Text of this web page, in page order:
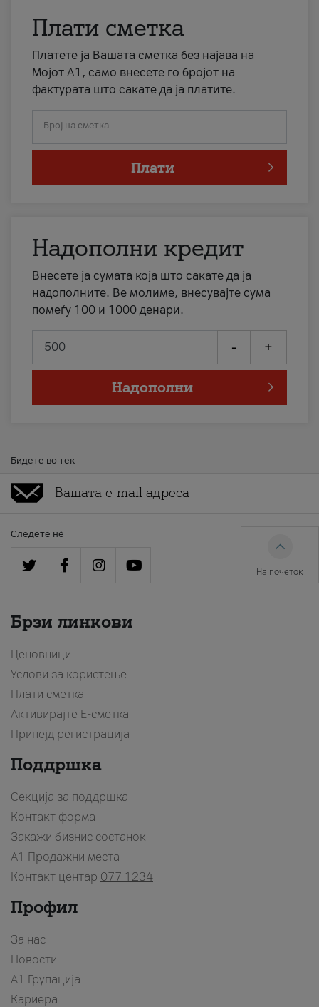
Плати сметка
Платете ја Вашата сметка без најава на
Мојот А1, само внесете го бројот на
фактурата што сакате да ја платите.
Број на сметка
Плати
Надополни кредит
Внесете ја сумата која што сакате да ја
надополните. Ве молиме, внесувајте сума
помеѓу 100 и 1000 денари.
- +
Надополни
Бидете во тек
Следете нè
На почеток
Брзи линкови
Ценовници
Услови за користење
Плати сметка
Активирајте Е-сметка
Припејд регистрација
Поддршка
Секција за поддршка
Контакт форма
Закажи бизнис состанок
A1 Продажни места
Контакт центар 077 1234
Профил
За нас
Новости
А1 Групација
Кариера